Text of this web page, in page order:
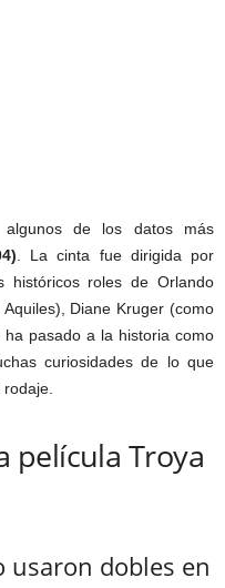
algunos de los datos más
. La cinta fue dirigida por
históricos roles de Orlando
Diane Kruger (como
pasado a la historia como
curiosidades de lo que
película Troya
usaron dobles en